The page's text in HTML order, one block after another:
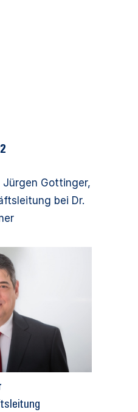
Jürgen Gottinger,
bei Dr.